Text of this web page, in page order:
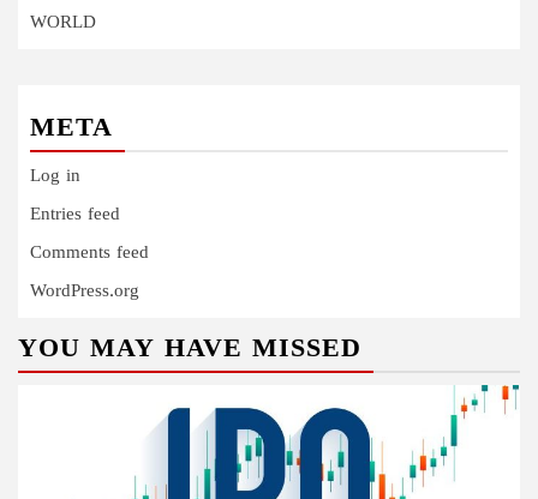
WORLD
META
Log in
Entries feed
Comments feed
WordPress.org
YOU MAY HAVE MISSED